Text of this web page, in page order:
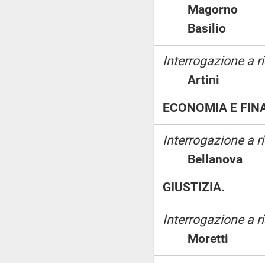
Magorno
Basilio
Interrogazione a
Artini
ECONOMIA E
Interrogazione a
GIUSTIZIA.
Interrogazione a
Moretti